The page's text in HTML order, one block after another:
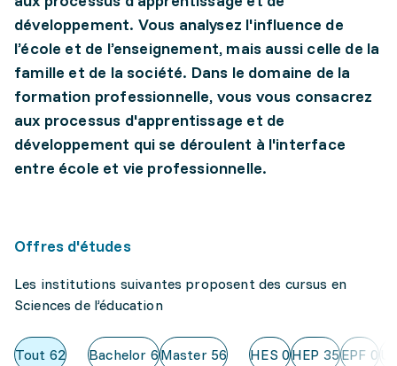
développement. Vous analysez l'influence de
l’école et de l’enseignement, mais aussi celle de la
famille et de la société. Dans le domaine de la
formation professionnelle, vous vous consacrez
aux processus d'apprentissage et de
développement qui se déroulent à l'interface
entre école et vie professionnelle.
Offres d'études
Les institutions suivantes proposent des cursus en
Sciences de l’éducation
Tout 62 Bachelor 6Master56 HES 0HEP 35EPF 0